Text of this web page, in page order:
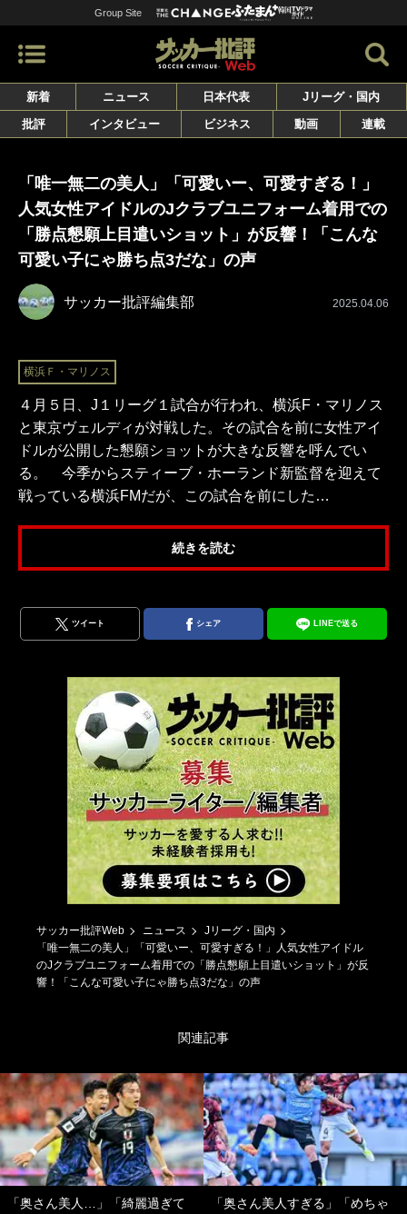
Group Site
新着 ニュース 日本代表
Jリーグ・国内
批評
インタビュー ビジネス 動画 連載
「唯一無二の美人」「可愛いー、可愛すぎる！」
人気女性アイドルのJクラブユニフォーム着用での
「勝点懇願上目遣いショット」が反響！「こんな
可愛い子にゃ勝ち点3だな」の声
サッカー批評編集部 2025.04.06
横浜Ｆ・マリノス
４月５日、J１リーグ１試合が行われ、横浜F・マリノス
と東京ヴェルディが対戦した。その試合を前に女性アイ
ドルが公開した懇願ショットが大きな反響を呼んでい
る。 今季からスティーブ・ホーランド新監督を迎えて
戦っている横浜FMだが、この試合を前にした…
続きを読む
ツイート シェア LINEで送る
サッカー批評Web ニュース
Jリーグ・国内
「唯一無二の美人」「可愛いー、可愛すぎる！」人気女性アイドル
のJクラブユニフォーム着用での「勝点懇願上目遣いショット」が反
響！「こんな可愛い子にゃ勝ち点3だな」の声
関連記事
「奥さん美人…」「綺麗過ぎて
「奥さん美人すぎる」「めちゃ